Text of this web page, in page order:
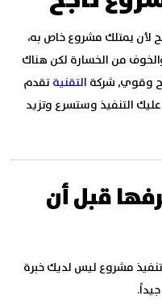
لأن يمتلك مشروع خاص به،
من الخسارة لكن هناك
وقوي, شركة التقنيةتقدم
التنفيذ وستسرع وتزيد
قبل أن
تنفيذ مشروع ليس لديك خبرة